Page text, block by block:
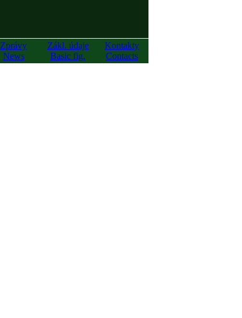
Zprávy
News
Zákl. údaje
Basic fig.
Kontakty
Contacts